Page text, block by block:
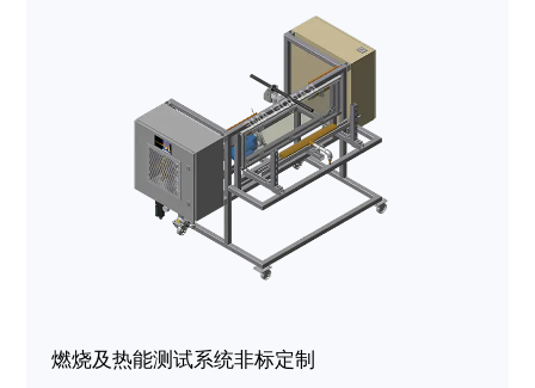
燃烧及热能测试系统非标定制